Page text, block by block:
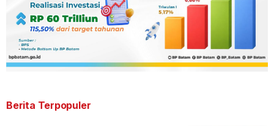
Berita Terpopuler